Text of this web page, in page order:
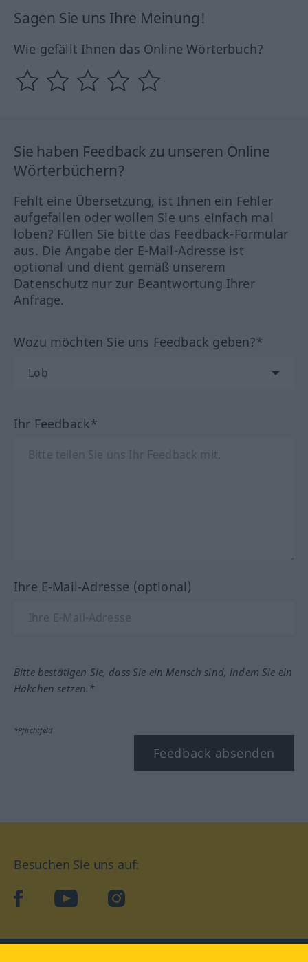
Sagen Sie uns Ihre Meinung!
Wie gefällt Ihnen das Online Wörterbuch?
Sie haben Feedback zu unseren Online
Wörterbüchern?
Fehlt eine Übersetzung, ist Ihnen ein Fehler
aufgefallen oder wollen Sie uns einfach mal
loben? Füllen Sie bitte das Feedback-Formular
aus. Die Angabe der E-Mail-Adresse ist
optional und dient gemäß unserem
Datenschutz nur zur Beantwortung Ihrer
Anfrage.
Wozu möchten Sie uns Feedback geben?*
Ihr Feedback*
Ihre E-Mail-Adresse (optional)
Bitte bestätigen Sie, dass Sie ein Mensch sind, indem Sie ein
Häkchen setzen.*
*Pflichtfeld
Feedback absenden
Besuchen Sie uns auf:
facebookYouTube Instagram